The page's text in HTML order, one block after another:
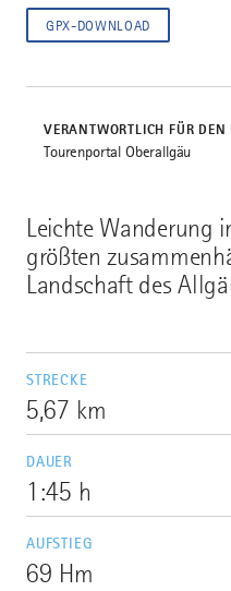
Leichte Wanderung
größten
Landschaft des
STRECKE
5,67 km
DAUER
1:45 h
AUFSTIEG
69 Hm
GPX-DOWNLOAD
VERANTWORTLICH FÜR
Tourenportal Oberallgäu